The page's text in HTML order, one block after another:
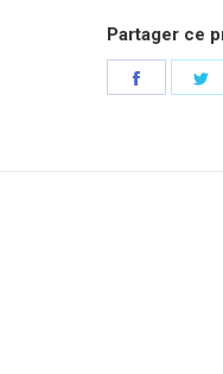
Partager ce
Partager